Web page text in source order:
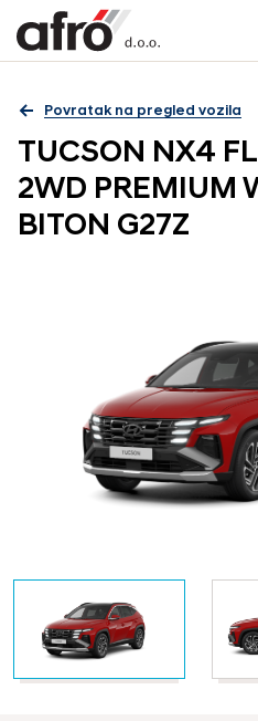
Povratak na pregled vozila
TUCSON NX4
2WD PREMIUM
BITON G27Z